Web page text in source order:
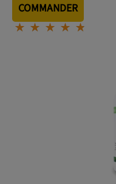
COMMANDER
⋆⋆⋆⋆⋆
⋆⋆⋆⋆⋆